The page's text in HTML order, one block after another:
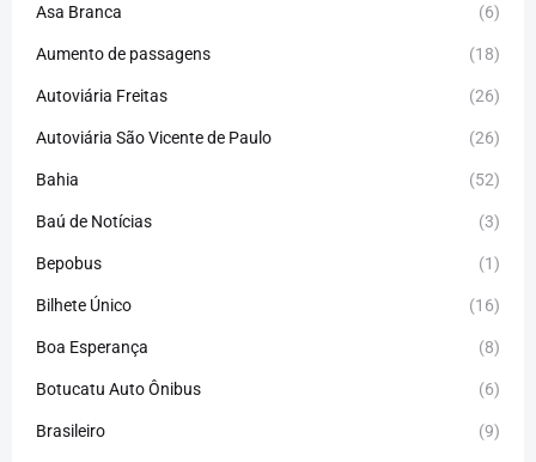
Asa Branca (6)
Aumento de passagens (18)
Autoviária Freitas (26)
Autoviária São Vicente de Paulo (26)
Bahia (52)
Baú de Notícias (3)
Bepobus (1)
Bilhete Único (16)
Boa Esperança (8)
Botucatu Auto Ônibus (6)
Brasileiro (9)